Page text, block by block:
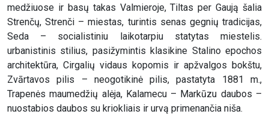
medžiuose ir basų takas Valmieroje, Tiltas per Gaują šalia
Strenčų, Strenči – miestas, turintis senas gegnių tradicijas,
Seda – socialistiniu laikotarpiu statytas miestelis.
urbanistinis stilius, pasižymintis klasikine Stalino epochos
architektūra, Cirgalių vidaus kopomis ir apžvalgos bokštu,
Zvārtavos pilis – neogotikinė pilis, pastatyta 1881 m.,
Trapenės maumedžių alėja, Kalamecu – Markūzu daubos –
nuostabios daubos su kriokliais ir urvą primenančia niša.